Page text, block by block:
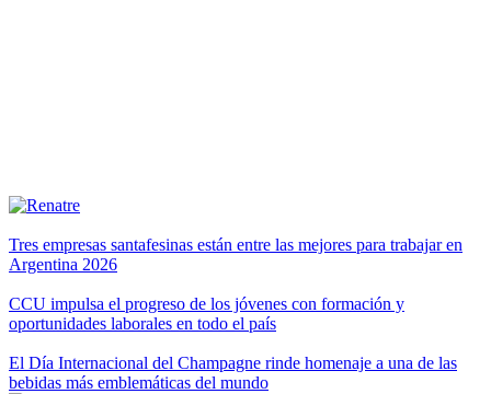
Tres empresas santafesinas están entre las mejores para trabajar en
Argentina 2026
CCU impulsa el progreso de los jóvenes con formación y
oportunidades laborales en todo el país
El Día Internacional del Champagne rinde homenaje a una de las
bebidas más emblemáticas del mundo